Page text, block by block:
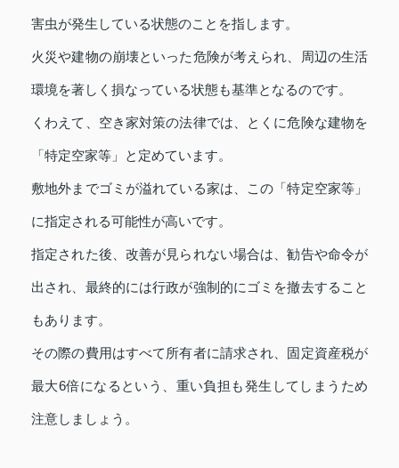
害虫が発生している状態のことを指します。
火災や建物の崩壊といった危険が考えられ、周辺の生活
環境を著しく損なっている状態も基準となるのです。
くわえて、空き家対策の法律では、とくに危険な建物を
「特定空家等」と定めています。
敷地外までゴミが溢れている家は、この「特定空家等」
に指定される可能性が高いです。
指定された後、改善が見られない場合は、勧告や命令が
出され、最終的には行政が強制的にゴミを撤去すること
もあります。
その際の費用はすべて所有者に請求され、固定資産税が
最大6倍になるという、重い負担も発生してしまうため
注意しましょう。